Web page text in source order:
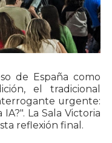
de España como
el tradicional
urgente:
La Sala Victoria
reflexión final.